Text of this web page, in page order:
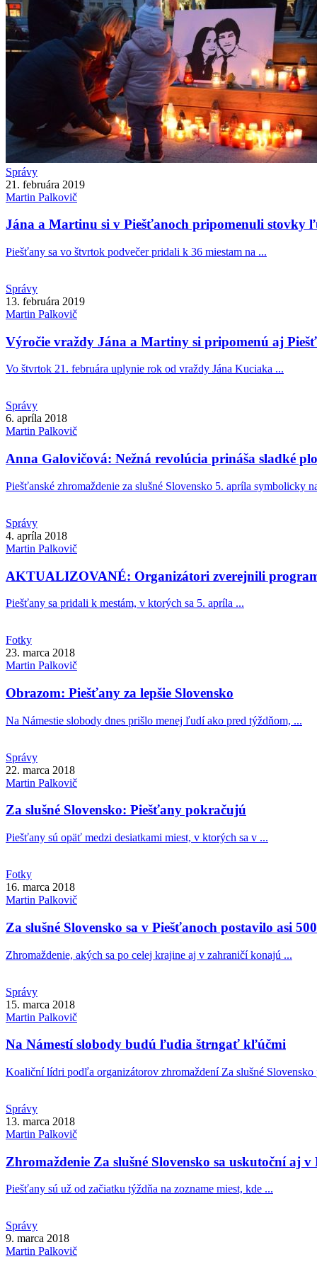
Správy
21. februára 2019
Martin Palkovič
Jána a Martinu si v Piešťanoch pripomenuli stovky
Piešťany sa vo štvrtok podvečer pridali k 36 miestam na ...
Správy
13. februára 2019
Martin Palkovič
Výročie vraždy Jána a Martiny si pripomenú aj
Vo štvrtok 21. februára uplynie rok od vraždy Jána Kuciaka ...
Správy
6. apríla 2018
Martin Palkovič
Anna Galovičová: Nežná revolúcia prináša sladké
Piešťanské zhromaždenie za slušné Slovensko 5. apríla symbolicky
Správy
4. apríla 2018
Martin Palkovič
AKTUALIZOVANÉ: Organizátori zverejnili program
Piešťany sa pridali k mestám, v ktorých sa 5. apríla ...
Fotky
23. marca 2018
Martin Palkovič
Obrazom: Piešťany za lepšie Slovensko
Na Námestie slobody dnes prišlo menej ľudí ako pred týždňom, ...
Správy
22. marca 2018
Martin Palkovič
Za slušné Slovensko: Piešťany pokračujú
Piešťany sú opäť medzi desiatkami miest, v ktorých sa v ...
Fotky
16. marca 2018
Martin Palkovič
Za slušné Slovensko sa v Piešťanoch postavilo asi
Zhromaždenie, akých sa po celej krajine aj v zahraničí konajú ...
Správy
15. marca 2018
Martin Palkovič
Na Námestí slobody budú ľudia štrngať kľúčmi
Koaliční lídri podľa organizátorov zhromaždení Za slušné
Správy
13. marca 2018
Martin Palkovič
Zhromaždenie Za slušné Slovensko sa uskutoční aj v
Piešťany sú už od začiatku týždňa na zozname miest, kde ...
Správy
9. marca 2018
Martin Palkovič